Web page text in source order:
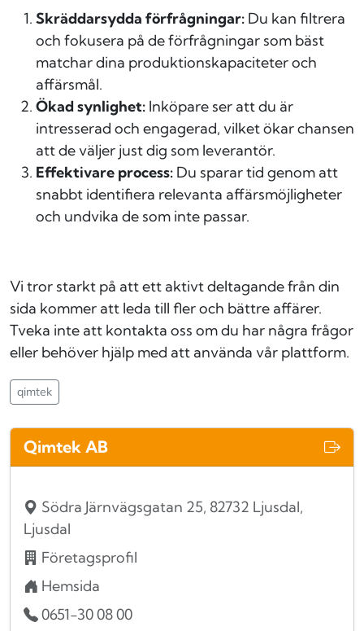
Skräddarsydda förfrågningar: Du kan filtrera
och fokusera på de förfrågningar som bäst
matchar dina produktionskapaciteter och
affärsmål.
Ökad synlighet: Inköpare ser att du är
intresserad och engagerad, vilket ökar chansen
att de väljer just dig som leverantör.
Effektivare process: Du sparar tid genom att
snabbt identifiera relevanta affärsmöjligheter
och undvika de som inte passar.
Vi tror starkt på att ett aktivt deltagande från din
sida kommer att leda till fler och bättre affärer.
Tveka inte att kontakta oss om du har några frågor
eller behöver hjälp med att använda vår plattform.
qimtek
Qimtek AB
Södra Järnvägsgatan 25, 82732 Ljusdal,
Ljusdal
Företagsprofil
Hemsida
0651-30 08 00